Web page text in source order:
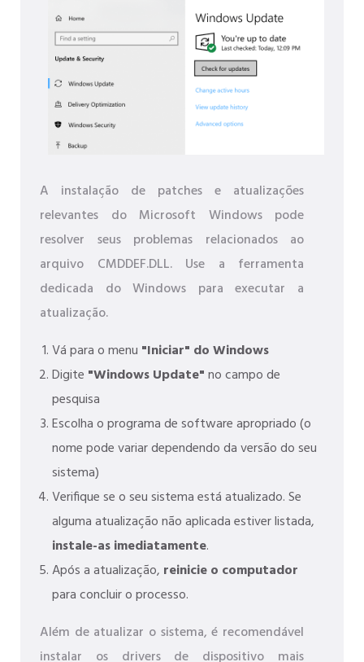
A instalação de patches e atualizações
relevantes do Microsoft Windows pode
resolver seus problemas relacionados ao
arquivo CMDDEF.DLL. Use a ferramenta
dedicada do Windows para executar a
atualização.
Vá para o menu "Iniciar" do Windows
Digite "Windows Update"no campo de
pesquisa
Escolha o programa de software apropriado (o
nome pode variar dependendo da versão do seu
sistema)
Verifique se o seu sistema está atualizado. Se
alguma atualização não aplicada estiver listada,
instale-as imediatamente.
Após a atualização, reinicie o computador
para concluir o processo.
Além de atualizar o sistema, é recomendável
instalar os drivers de dispositivo mais